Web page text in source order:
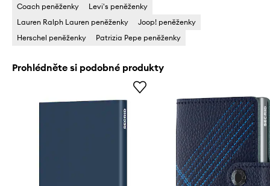
Coach peněženky
Levi's peněženky
Lauren Ralph Lauren peněženky
Joop! peněženky
Herschel peněženky
Patrizia Pepe peněženky
Prohlédněte si podobné produkty